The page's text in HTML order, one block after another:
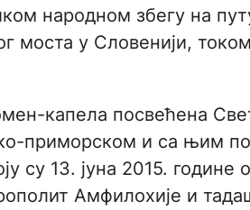
народном збегу на
моста у Словенији, током
капела посвећена
приморском и са њим
су 13. јуна 2015. године
Амфилохије и